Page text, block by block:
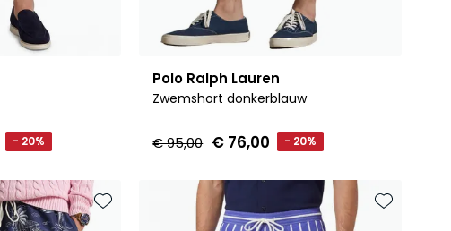
- 20%
Polo Ralph Lauren
Zwemshort donkerblauw
€ 95,00 € 76,00 - 20%
Toevoegen aan favorieten